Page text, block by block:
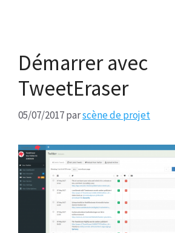
Démarrer avec
TweetEraser
05/07/2017parscène de projet